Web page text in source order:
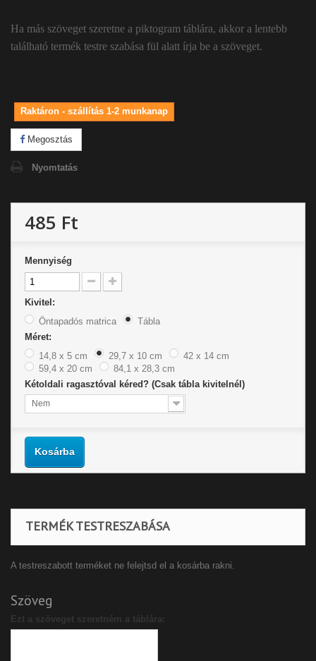
Ha más szöveget szeretne a piktogram táblára, akkor a lentebb
található termék testre szabása fül alatt írja be a szöveget.
Raktáron - szállítás 1-2 munkanap
Megosztás
Nyomtatás
485 Ft
Mennyiség
Kivitel:
Öntapadós matrica
Tábla
Méret:
14,8 x 5 cm
29,7 x 10 cm
42 x 14 cm
59,4 x 20 cm
84,1 x 28,3 cm
Kétoldali ragasztóval kéred? (Csak tábla kivitelnél)
Nem
Kosárba
TERMÉK TESTRESZABÁSA
A testreszabott terméket ne felejtsd el a kosárba rakni.
Szöveg
Ezt a szöveget szeretném a táblára: